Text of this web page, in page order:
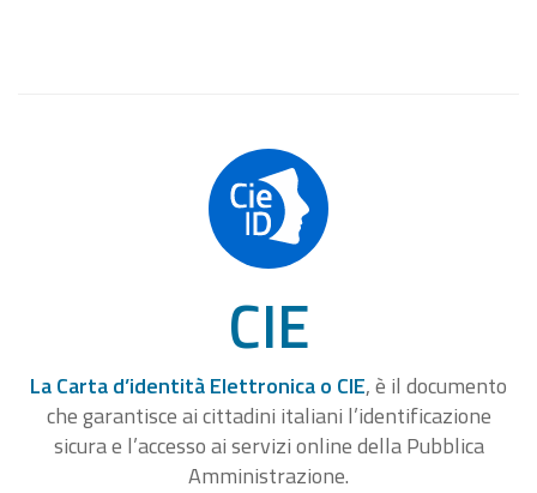
CIE
La Carta d’identità Elettronica o CIE, è il documento
che garantisce ai cittadini italiani l’identificazione
sicura e l’accesso ai servizi online della Pubblica
Amministrazione.